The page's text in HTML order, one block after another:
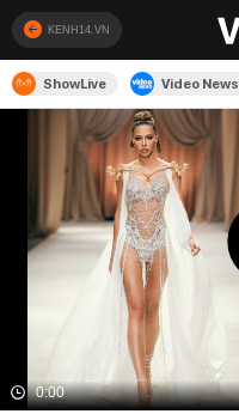
KENH14.VN
ShowLive Video News
0:00